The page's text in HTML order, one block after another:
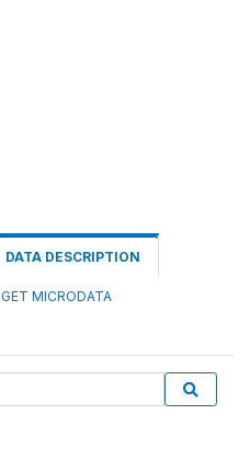
DATA DESCRIPTION
GET MICRODATA